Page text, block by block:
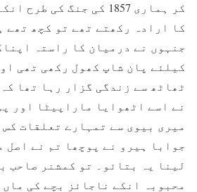
کر ہماری 1857 کی جنگ کی طرح انکے
کا ارادہ رکھتے تھے تو کچھ تھے
جنہوں نے درمیان کا راستہ
کیلئے پان شاپ کھول رکھی تھی
ٹھاٹھ سے زندگی گزار رہا تھا
نے اسے اٹھوایا ماراپیٹا اور
میری بیوی سے تمہارے تعلقات
جوابا ہیرو نے پوچھا تم نے اصل
لینا یہ بتائو۔ تو کمشنر صاحب
محبوبہ انکے ناجائز بچے کی ماں